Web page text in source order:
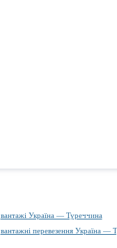
вантажі Україна — Туреччина
вантажні перевезення Україна —